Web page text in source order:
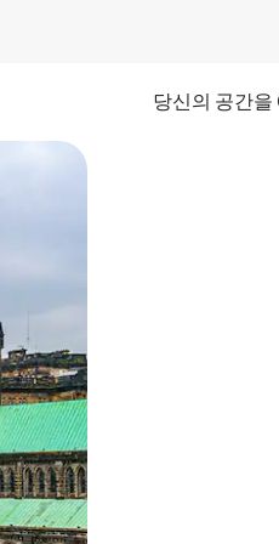
당신의 공간